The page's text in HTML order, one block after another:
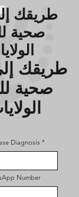
​طريقك
صحية
Diagnosis
Number
​طريقك
صحية